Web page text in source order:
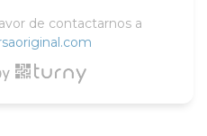
de contactarnos a